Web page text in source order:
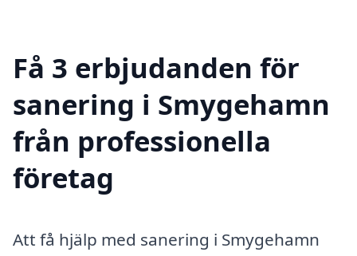
Få 3 erbjudanden för
sanering i Smygehamn
från professionella
företag
Att få hjälp med sanering i Smygehamn